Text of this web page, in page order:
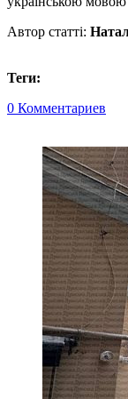
Автор статті:
Теги:
0 Комментариев